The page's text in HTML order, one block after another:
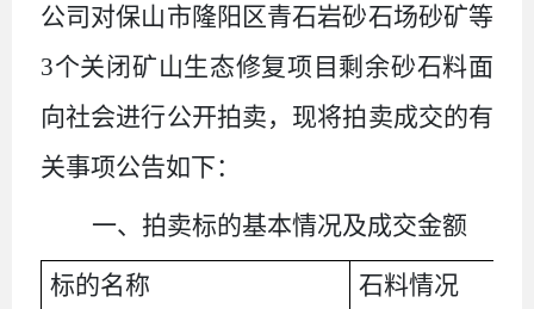
公司 对保山市隆阳区青石岩砂石场砂矿等
3个关闭矿山生态修复项目剩余砂石料面
向社会进行公开拍卖，现将拍卖成交的有
关事项公告如下：
一、拍卖标的基本情况及成交金额
标的名称 石料情况